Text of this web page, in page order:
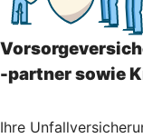
-partner sowie
Ihre